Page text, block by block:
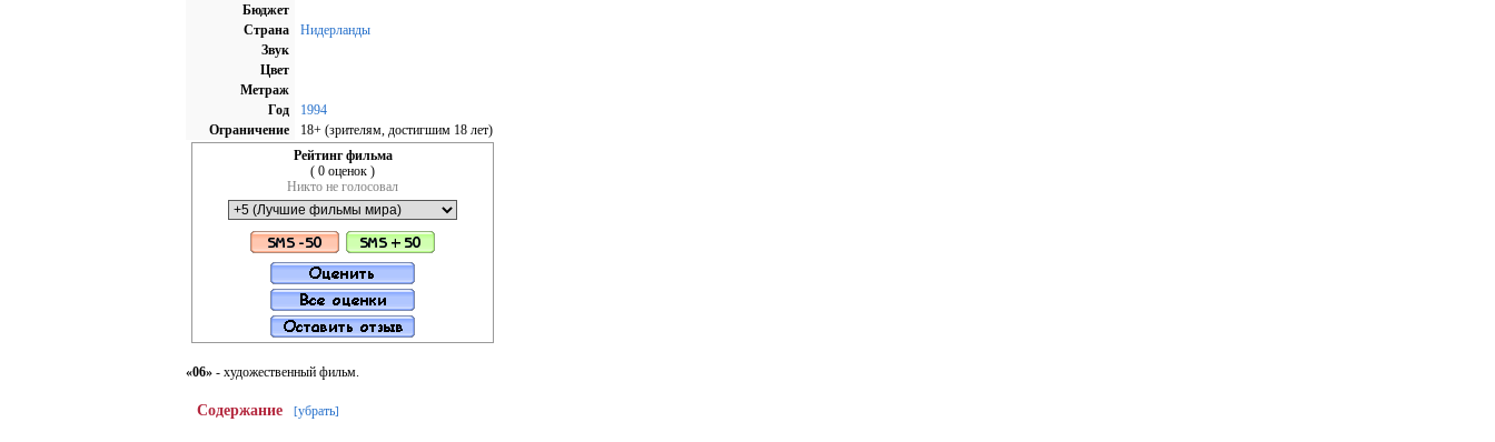
Бюджет
Страна
Нидерланды
Звук
Цвет
Метраж
Год
1994
Ограничение
18+ (зрителям, достигшим 18 лет)
Рейтинг фильма
( 0 оценок )
Никто не голосовал
«06» - художественный фильм.
Содержание [убрать]